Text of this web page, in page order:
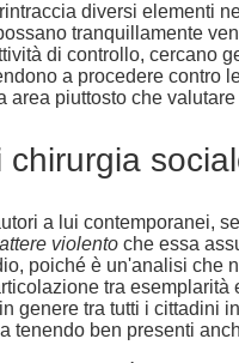
diversi elementi
tranquillamente
di controllo, cercano
a procedere contro
area piuttosto che
chirurgia
a lui contemporanei,
violento che essa
poiché è un'analisi che
tra
genere tra tutti i cittadini
tenendo ben presenti